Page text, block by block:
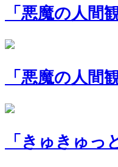
「悪魔の人間
「悪魔の人間
「きゅきゅっ